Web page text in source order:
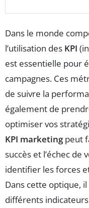
Dans le monde
l’utilisation des KPI
est essentielle pour
campagnes. Ces
de suivre la
également de
optimiser vos
KPI marketingpeut
succès et l’échec de
identifier les forces
Dans cette optique,
différents